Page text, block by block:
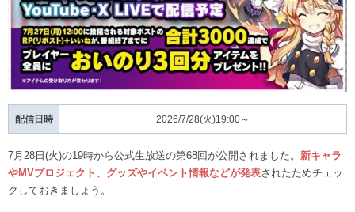
配信日時 2026/7/28(火)19:00～
7月28日(火)の19時から公式生放送の第68回が公開されました。 新キャラ
やMVプロジェクト、グッズやイベント情報などが発表されたためチェッ
クしておきましょう。